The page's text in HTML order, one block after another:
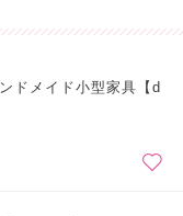
ドメイド小型家具【d